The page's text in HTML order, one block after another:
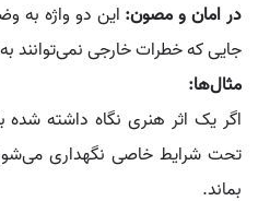
در امان و مصون: این دو واژه به
جایی که خطرات خارجی نمی‌توانند
مثال‌ها:
اگر یک اثر هنری نگاه داشته شده
تحت شرایط خاصی نگهداری
بماند.